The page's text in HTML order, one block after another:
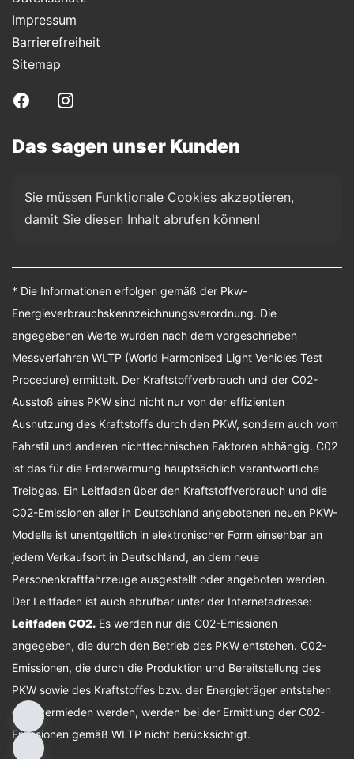
Impressum
Barrierefreiheit
Sitemap
Das sagen unser Kunden
Sie müssen Funktionale Cookies akzeptieren,
damit Sie diesen Inhalt abrufen können!
* Die Informationen erfolgen gemäß der Pkw-
Energieverbrauchskennzeichnungsverordnung. Die
angegebenen Werte wurden nach dem vorgeschrieben
Messverfahren WLTP (World Harmonised Light Vehicles Test
Procedure) ermittelt. Der Kraftstoffverbrauch und der C02-
Ausstoß eines PKW sind nicht nur von der effizienten
Ausnutzung des Kraftstoffs durch den PKW, sondern auch vom
Fahrstil und anderen nichttechnischen Faktoren abhängig. C02
ist das für die Erderwärmung hauptsächlich verantwortliche
Treibgas. Ein Leitfaden über den Kraftstoffverbrauch und die
C02-Emissionen aller in Deutschland angebotenen neuen PKW-
Modelle ist unentgeltlich in elektronischer Form einsehbar an
jedem Verkaufsort in Deutschland, an dem neue
Personenkraftfahrzeuge ausgestellt oder angeboten werden.
Der Leitfaden ist auch abrufbar unter der Internetadresse:
Leitfaden CO2. Es werden nur die C02-Emissionen
angegeben, die durch den Betrieb des PKW entstehen. C02-
Emissionen, die durch die Produktion und Bereitstellung des
PKW sowie des Kraftstoffes bzw. der Energieträger entstehen
oder vermieden werden, werden bei der Ermittlung der C02-
Emissionen gemäß WLTP nicht berücksichtigt.